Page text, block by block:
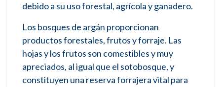
debido a su uso forestal, agrícola y ganadero.
Los bosques de argán proporcionan
productos forestales, frutos y forraje. Las
hojas y los frutos son comestibles y muy
apreciados, al igual que el sotobosque, y
constituyen una reserva forrajera vital para